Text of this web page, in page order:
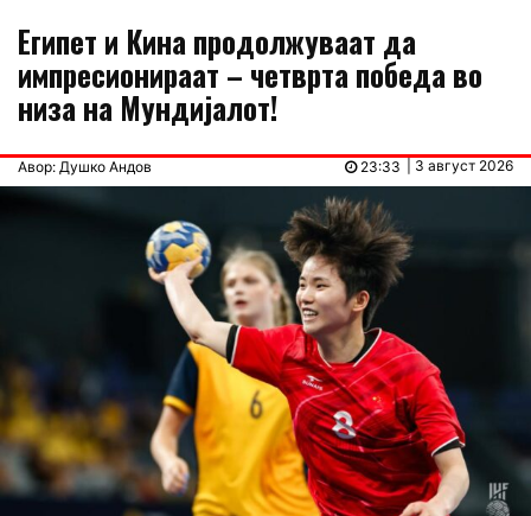
Египет и Кина продолжуваат да
импресионираат – четврта победа во
низа на Мундијалот!
Авор: Душко Андов | 3 август 2026
23:33